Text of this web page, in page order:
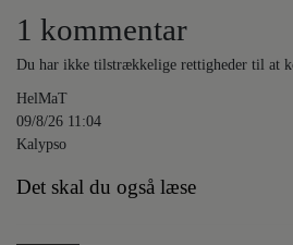
1 kommentar
Du har ikke tilstrækkelige rettigheder til at
HelMaT
09/8/26 11:04
Kalypso
Det skal du også læse